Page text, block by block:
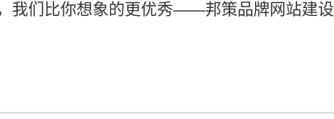
我们比你想象的更优秀——邦策品牌网站建设